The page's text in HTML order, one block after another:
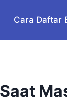
Cara Daftar